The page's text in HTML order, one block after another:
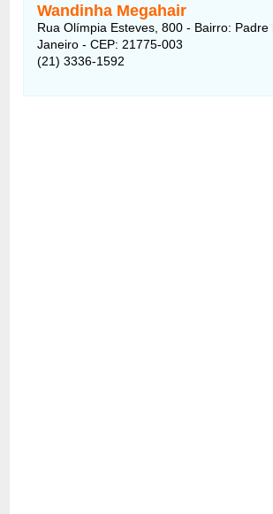
Wandinha Megahair
Rua Olímpia Esteves, 800 - Bairro: Padre
Janeiro - CEP: 21775-003
(21) 3336-1592